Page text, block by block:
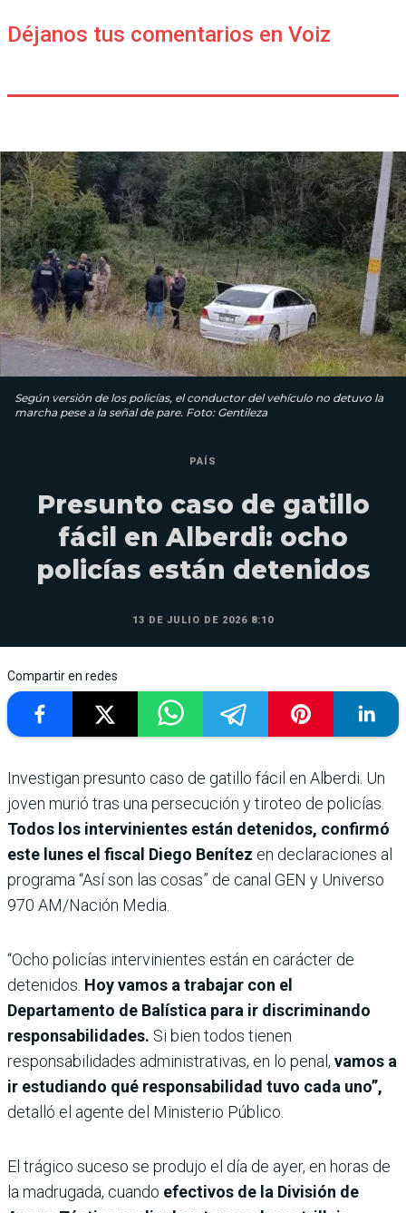
Déjanos tus comentarios en Voiz
Según versión de los policías, el conductor del vehículo no detuvo la
marcha pese a la señal de pare. Foto: Gentileza
PAÍS
Presunto caso de gatillo
fácil en Alberdi: ocho
policías están detenidos
13 DE JULIO DE 2026 8:10
Compartir en redes
Investigan presunto caso de gatillo fácil en Alberdi. Un
joven murió tras una persecución y tiroteo de policías.
Todos los intervinientes están detenidos, confirmó
este lunes el fiscal Diego Benítez en declaraciones al
programa “Así son las cosas” de canal GEN y Universo
970 AM/Nación Media.
“Ocho policías intervinientes están en carácter de
detenidos. Hoy vamos a trabajar con el
Departamento de Balística para ir discriminando
responsabilidades. Si bien todos tienen
responsabilidades administrativas, en lo penal, vamos a
ir estudiando qué responsabilidad tuvo cada uno”,
detalló el agente del Ministerio Público.
El trágico suceso se produjo el día de ayer, en horas de
la madrugada, cuando efectivos de la División de